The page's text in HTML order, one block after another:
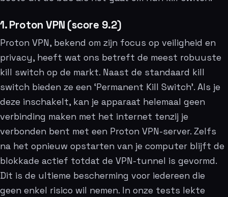
1. Proton VPN (score 9.2)
Proton VPN, bekend om zijn focus op veiligheid en
privacy, heeft wat ons betreft de meest robuuste
kill switch op de markt. Naast de standaard kill
switch bieden ze een ‘Permanent Kill Switch’. Als je
deze inschakelt, kan je apparaat helemaal geen
verbinding maken met het internet tenzij je
verbonden bent met een Proton VPN-server. Zelfs
na het opnieuw opstarten van je computer blijft de
blokkade actief totdat de VPN-tunnel is gevormd.
Dit is de ultieme bescherming voor iedereen die
geen enkel risico wil nemen. In onze tests lekte